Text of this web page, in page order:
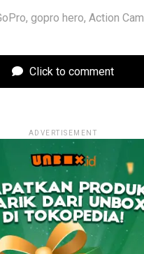
, gopro hero, Action Cam
Click to comment
ADVERTISEMENT